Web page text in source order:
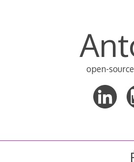
open-